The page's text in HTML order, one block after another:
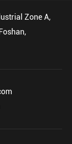
Zone A,